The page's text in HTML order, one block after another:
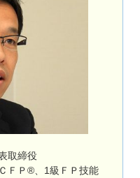
取締役
ＦＰ®、1級ＦＰ技能